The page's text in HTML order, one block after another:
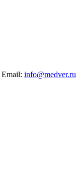
Email: info@medver.ru